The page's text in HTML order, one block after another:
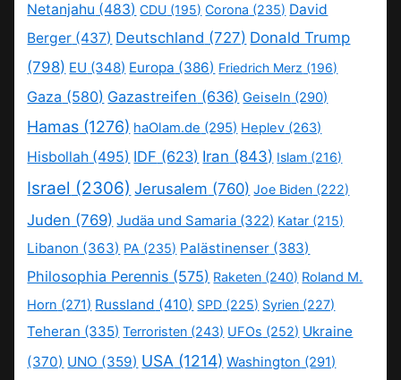
Netanjahu (483) CDU (195) Corona (235) David
Berger (437) Deutschland (727) Donald Trump
(798) EU (348) Europa (386) Friedrich Merz (196)
Gaza (580) Gazastreifen (636) Geiseln (290)
Hamas (1276) haOlam.de (295) Heplev (263)
Hisbollah (495) IDF (623) Iran (843) Islam (216)
Israel (2306) Jerusalem (760) Joe Biden (222)
Juden (769) Judäa und Samaria (322) Katar (215)
Libanon (363) PA (235) Palästinenser (383)
Philosophia Perennis (575) Raketen (240) Roland M.
Horn (271) Russland (410) SPD (225) Syrien (227)
Teheran (335) Terroristen (243) UFOs (252) Ukraine
(370) UNO (359) USA (1214) Washington (291)